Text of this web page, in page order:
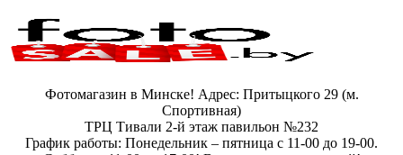
Фотомагазин в Минске! Адрес: Притыцкого 29 (м.
Спортивная)
ТРЦ Тивали 2-й этаж павильон №232
График работы: Понедельник – пятница с 11-00 до 19-00.